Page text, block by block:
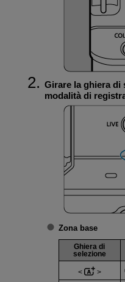
Girare la ghiera di
modalità di
Zona base
Ghiera di
selezione